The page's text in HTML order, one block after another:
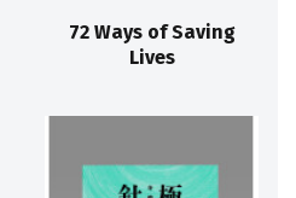
72 Ways of Saving
Lives